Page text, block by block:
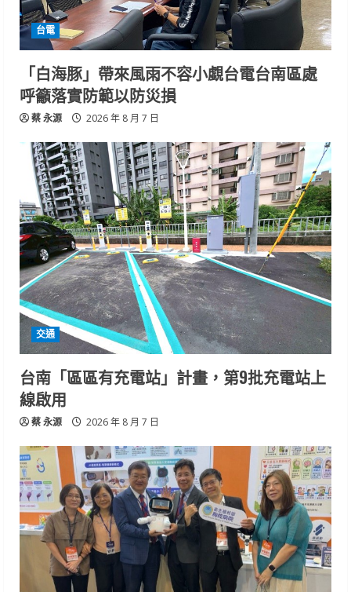
台電
「白海豚」帶來風雨不容小覷台電台南區處
呼籲落實防範以防災損
蔡 永源 2026 年 8 月 7 日
交通
台南「區區有充電站」計畫，第9批充電站上
線啟用
蔡 永源 2026 年 8 月 7 日